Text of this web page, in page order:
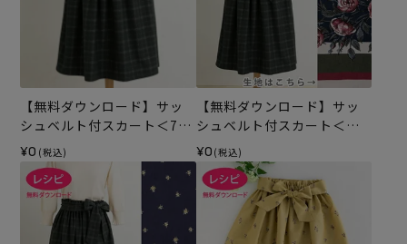
【無料ダウンロード】サッ
シュベルト付スカート＜70c
m＞ （レシピ）
¥0 (税込)
【無料ダウンロード】サッ
シュベルト付スカート＜フ
ランセィズ ボーディユー・
ド・ローズ 70cm＞（レシ
ピ）
¥0 (税込)